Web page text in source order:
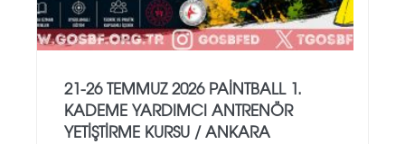
21-26 TEMMUZ 2026 PAİNTBALL 1.
KADEME YARDIMCI ANTRENÖR
YETİŞTİRME KURSU / ANKARA